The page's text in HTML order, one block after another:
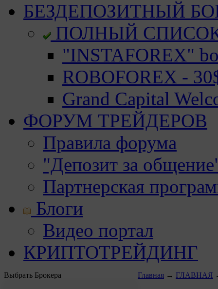
БЕЗДЕПОЗИТНЫЙ
ПОЛНЫЙ
"INSTAFOREX"
ROBOFOREX -
Grand Capital
ФОРУМ ТРЕЙДЕРОВ
Правила форума
"Депозит за
Партнерская
Блоги
Видео портал
КРИПТОТРЕЙДИНГ
Выбрать Брокера Главная → ГЛАВНАЯ